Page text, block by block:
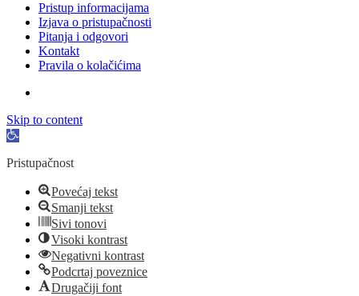
Pristup informacijama
Izjava o pristupačnosti
Pitanja i odgovori
Kontakt
Pravila o kolačićima
Skip to content
Open
Pristupačnost
Povećaj tekst
Smanji tekst
Sivi tonovi
Visoki kontrast
Negativni kontrast
Podcrtaj poveznice
Drugačiji font